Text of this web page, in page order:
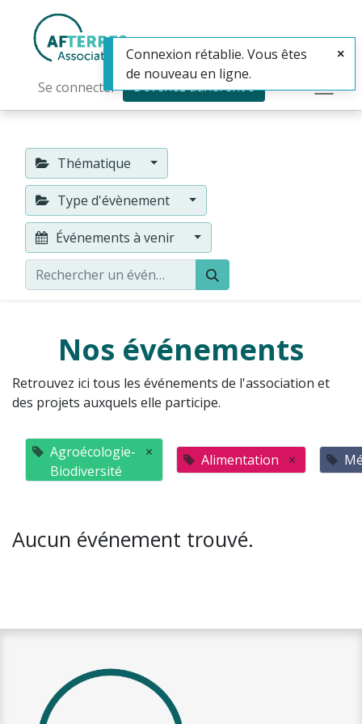
Se connecter Devenez adhérent·e
Thématique
Type d'évènement
Événements à venir
Nos événements
Retrouvez ici tous les événements de l'association et
des projets auxquels elle participe.
Agroécologie-
Biodiversité
× Alimentation ×
Aucun événement trouvé.
Connexion rétablie. Vous êtes
de nouveau en ligne.